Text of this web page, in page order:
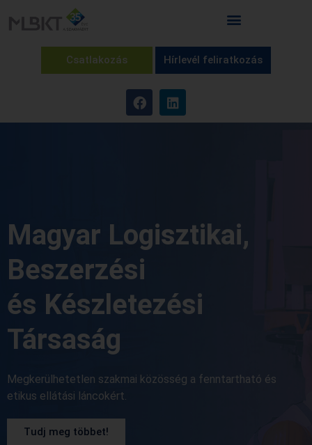
Csatlakozás Hírlevél feliratkozás
Magyar Logisztikai,
Beszerzési
és Készletezési
Társaság
Megkerülhetetlen szakmai közösség a fenntartható és
etikus ellátási láncokért.
Tudj meg többet!